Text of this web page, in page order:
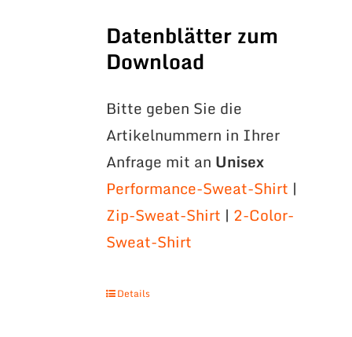
Datenblätter zum
Download
Bitte geben Sie die
Artikelnummern in Ihrer
Anfrage mit an Unisex
Performance-Sweat-Shirt |
Zip-Sweat-Shirt | 2-Color-
Sweat-Shirt
Details